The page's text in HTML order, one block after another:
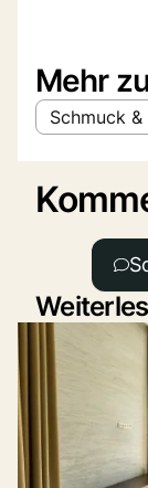
Mehr
Schmuck &